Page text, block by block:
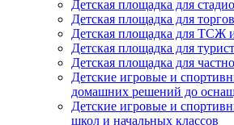
Детская площадка для
Детская площадка для
Детская площадка для ТСЖ
Детская площадка для
Детская площадка для
Детские игровые и
домашних решений до
Детские игровые и
школ и начальных классов